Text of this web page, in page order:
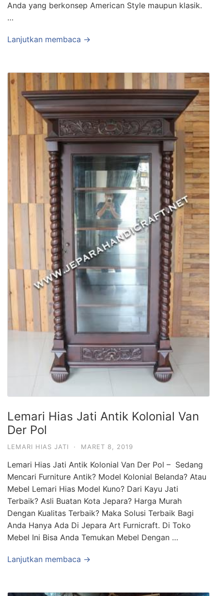
Anda yang berkonsep American Style maupun klasik.
…
Lanjutkan membaca →
Lemari Hias Jati Antik Kolonial Van
Der Pol
LEMARI HIAS JATI · MARET 8, 2019
Lemari Hias Jati Antik Kolonial Van Der Pol – Sedang
Mencari Furniture Antik? Model Kolonial Belanda? Atau
Mebel Lemari Hias Model Kuno? Dari Kayu Jati
Terbaik? Asli Buatan Kota Jepara? Harga Murah
Dengan Kualitas Terbaik? Maka Solusi Terbaik Bagi
Anda Hanya Ada Di Jepara Art Furnicraft. Di Toko
Mebel Ini Bisa Anda Temukan Mebel Dengan …
Lanjutkan membaca →